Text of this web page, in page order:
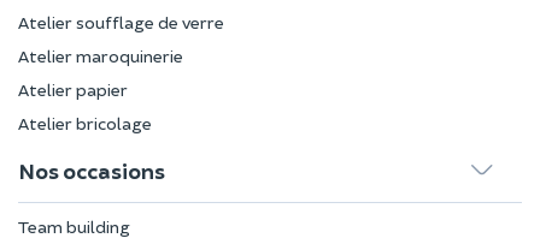
Atelier soufflage de verre
Atelier maroquinerie
Atelier papier
Atelier bricolage
Nos occasions
Team building